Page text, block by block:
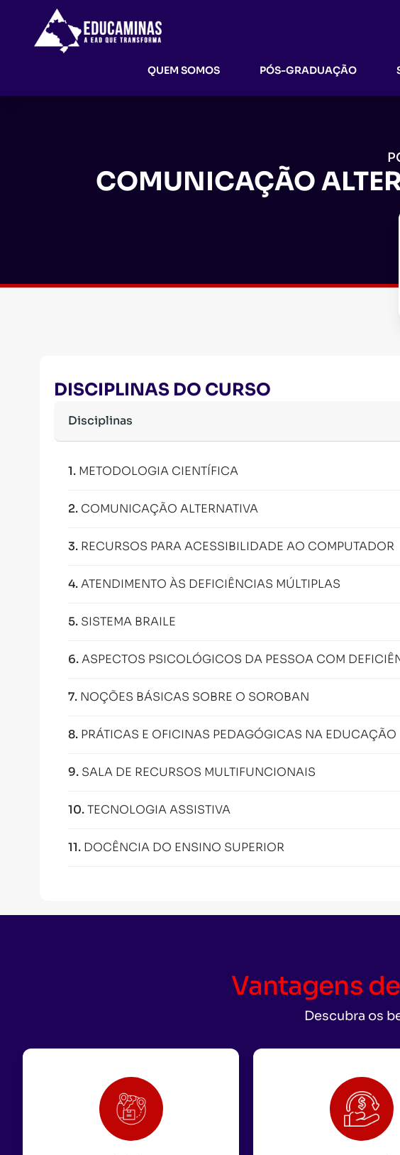
QUEM SOMOS PÓS-GRADUAÇÃO
COMUNICAÇÃO
DISCIPLINAS DO CURSO
Disciplinas
1. METODOLOGIA CIENTÍFICA
2. COMUNICAÇÃO ALTERNATIVA
3. RECURSOS PARA ACESSIBILIDADE AO COMPUTADOR
4.ATENDIMENTO ÀS DEFICIÊNCIAS MÚLTIPLAS
5. SISTEMA BRAILE
6.ASPECTOS PSICOLÓGICOS DA PESSOA COM
7. NOÇÕES BÁSICAS SOBRE O SOROBAN
8. PRÁTICAS E OFICINAS PEDAGÓGICAS NA
9. SALA DE RECURSOS MULTIFUNCIONAIS
10.TECNOLOGIA ASSISTIVA
11. DOCÊNCIA DO ENSINO SUPERIOR
Vantagens
Descubra os